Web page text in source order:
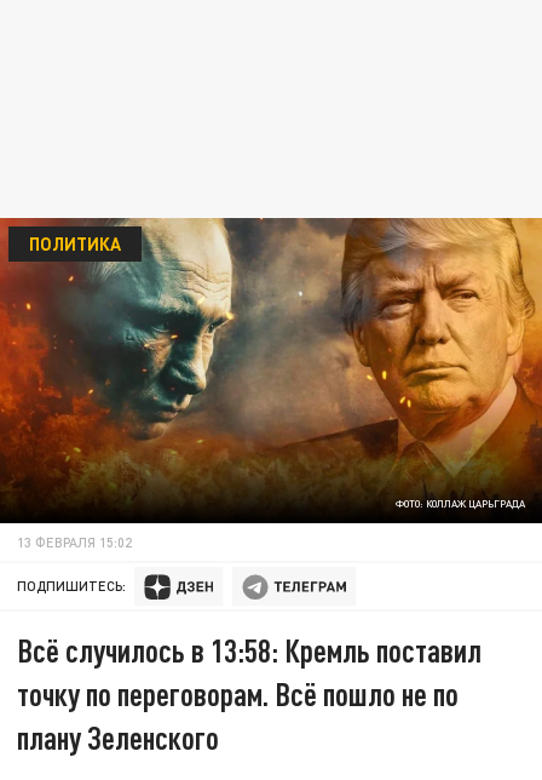
ФОТО: КОЛЛАЖ ЦАРЬГРАДА
ПОЛИТИКА
13 ФЕВРАЛЯ 15:02
ПОДПИШИТЕСЬ:
Всё случилось в 13:58: Кремль поставил
точку по переговорам. Всё пошло не по
плану Зеленского